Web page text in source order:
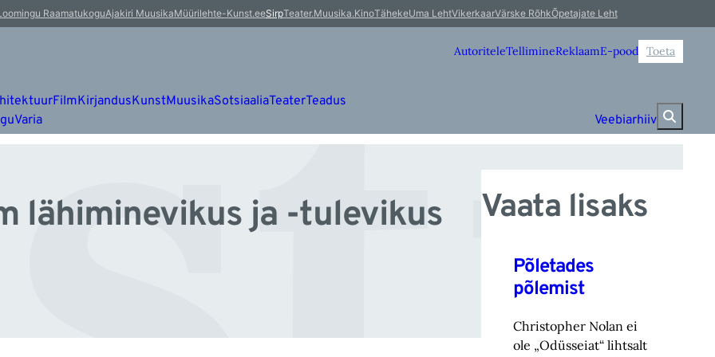
RaamatukoguAjakiri MuusikaMüürilehte-Kunst.eeSirpTeater.Muusika.KinoTähekeUma LehtVikerkaarVärske RõhkÕpetajate Leht
AutoriteleTellimineReklaamE-pood Toeta
FilmKirjandusKunstMuusikaSotsiaaliaTeaterTeadus
Varia Veebiarhiiv
lähiminevikus ja -tulevikus Vaata lisaks
Põletades
põlemist
Christopher Nolan ei
ole „Odüsseiat“ lihtsalt